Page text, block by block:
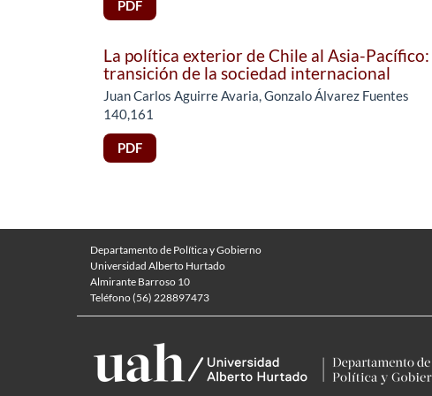
PDF
La política exterior de Chile al Asia-
transición de la sociedad internacional
Juan Carlos Aguirre Avaria, Gonzalo Álvarez Fuentes
140,161
PDF
Departamento de Política y Gobierno
Universidad Alberto Hurtado
Almirante Barroso 10
Teléfono (56) 228897473